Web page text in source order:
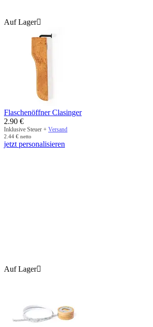
Auf Lager
Flaschenöffner Clasinger
2.90 €
Inklusive Steuer + Versand
2.44 € netto
jetzt personalisieren
Auf Lager